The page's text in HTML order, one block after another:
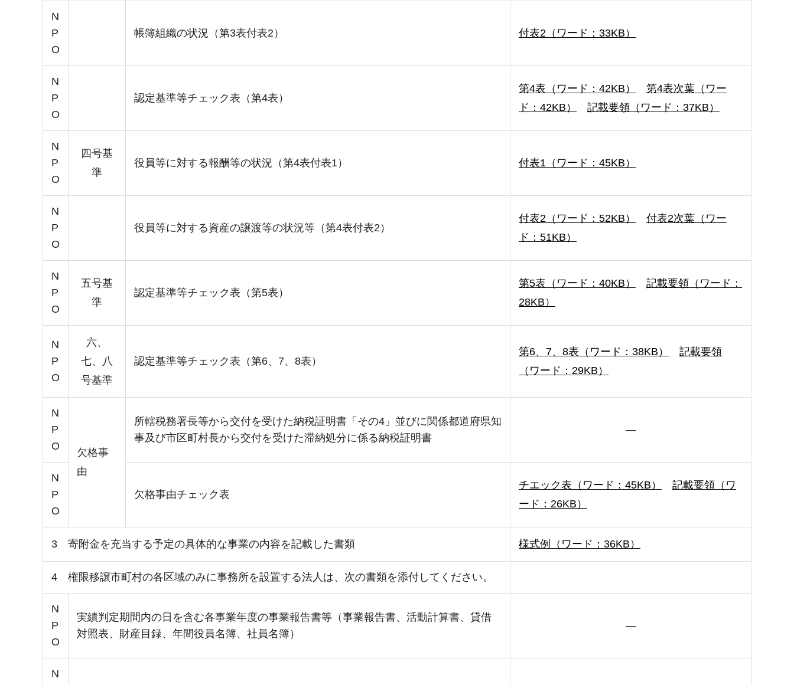
N
P
O
帳簿組織の状況（第3表付表2） 付表2（ワード：33KB）
N
P
O
認定基準等チェック表（第4表）
第4表（ワード：42KB）
第4表次葉（ワー
ド：42KB）
記載要領（ワード：37KB）
N
P
O
四号基
準
役員等に対する報酬等の状況（第4表付表1） 付表1（ワード：45KB）
N
P
O
役員等に対する資産の譲渡等の状況等（第4表付表2）
付表2（ワード：52KB）
付表2次葉（ワー
ド：51KB）
N
P
O
五号基
準
認定基準等チェック表（第5表）
第5表（ワード：40KB）
記載要領（ワード：
28KB）
N
P
O
六、
七、八
号基準
認定基準等チェック表（第6、7、8表）
第6、7、8表（ワード：38KB）
記載要領
（ワード：29KB）
N
P
O
欠格事
由
所轄税務署長等から交付を受けた納税証明書「その4」並びに関係都道府県知
事及び市区町村長から交付を受けた滞納処分に係る納税証明書
―
N
P
O
欠格事由チェック表
チエック表（ワード：45KB）
記載要領（ワ
ード：26KB）
3 寄附金を充当する予定の具体的な事業の内容を記載した書類 様式例（ワード：36KB）
4 権限移譲市町村の各区域のみに事務所を設置する法人は、次の書類を添付してください。
N
P
O
実績判定期間内の日を含む各事業年度の事業報告書等（事業報告書、活動計算書、貸借
対照表、財産目録、年間役員名簿、社員名簿）
―
N